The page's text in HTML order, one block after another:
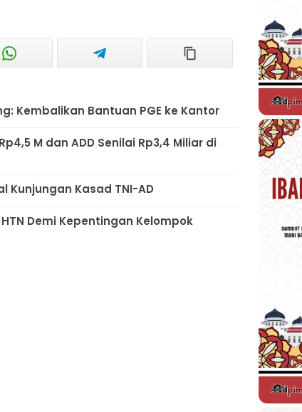
Kembalikan Bantuan PGE ke Kantor
M dan ADD Senilai Rp3,4 Miliar di
Kunjungan Kasad TNI-AD
Demi Kepentingan Kelompok